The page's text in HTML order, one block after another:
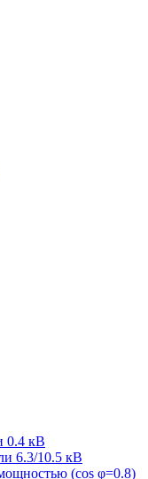
0.4 кВ
6.3/10.5 кВ
(cos φ=0.8)